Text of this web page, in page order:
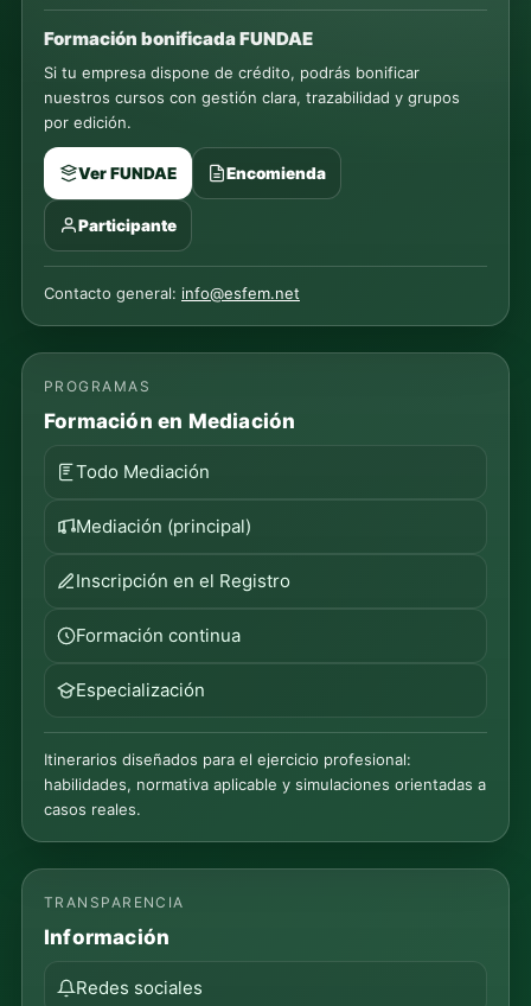
Formación bonificada FUNDAE
Si tu empresa dispone de crédito, podrás bonificar
nuestros cursos con gestión clara, trazabilidad y grupos
por edición.
Ver FUNDAE Encomienda
Participante
Contacto general: info@esfem.net
PROGRAMAS
Formación en Mediación
Todo Mediación
Mediación (principal)
Inscripción en el Registro
Formación continua
Especialización
Itinerarios diseñados para el ejercicio profesional:
habilidades, normativa aplicable y simulaciones orientadas a
casos reales.
TRANSPARENCIA
Información
Redes sociales